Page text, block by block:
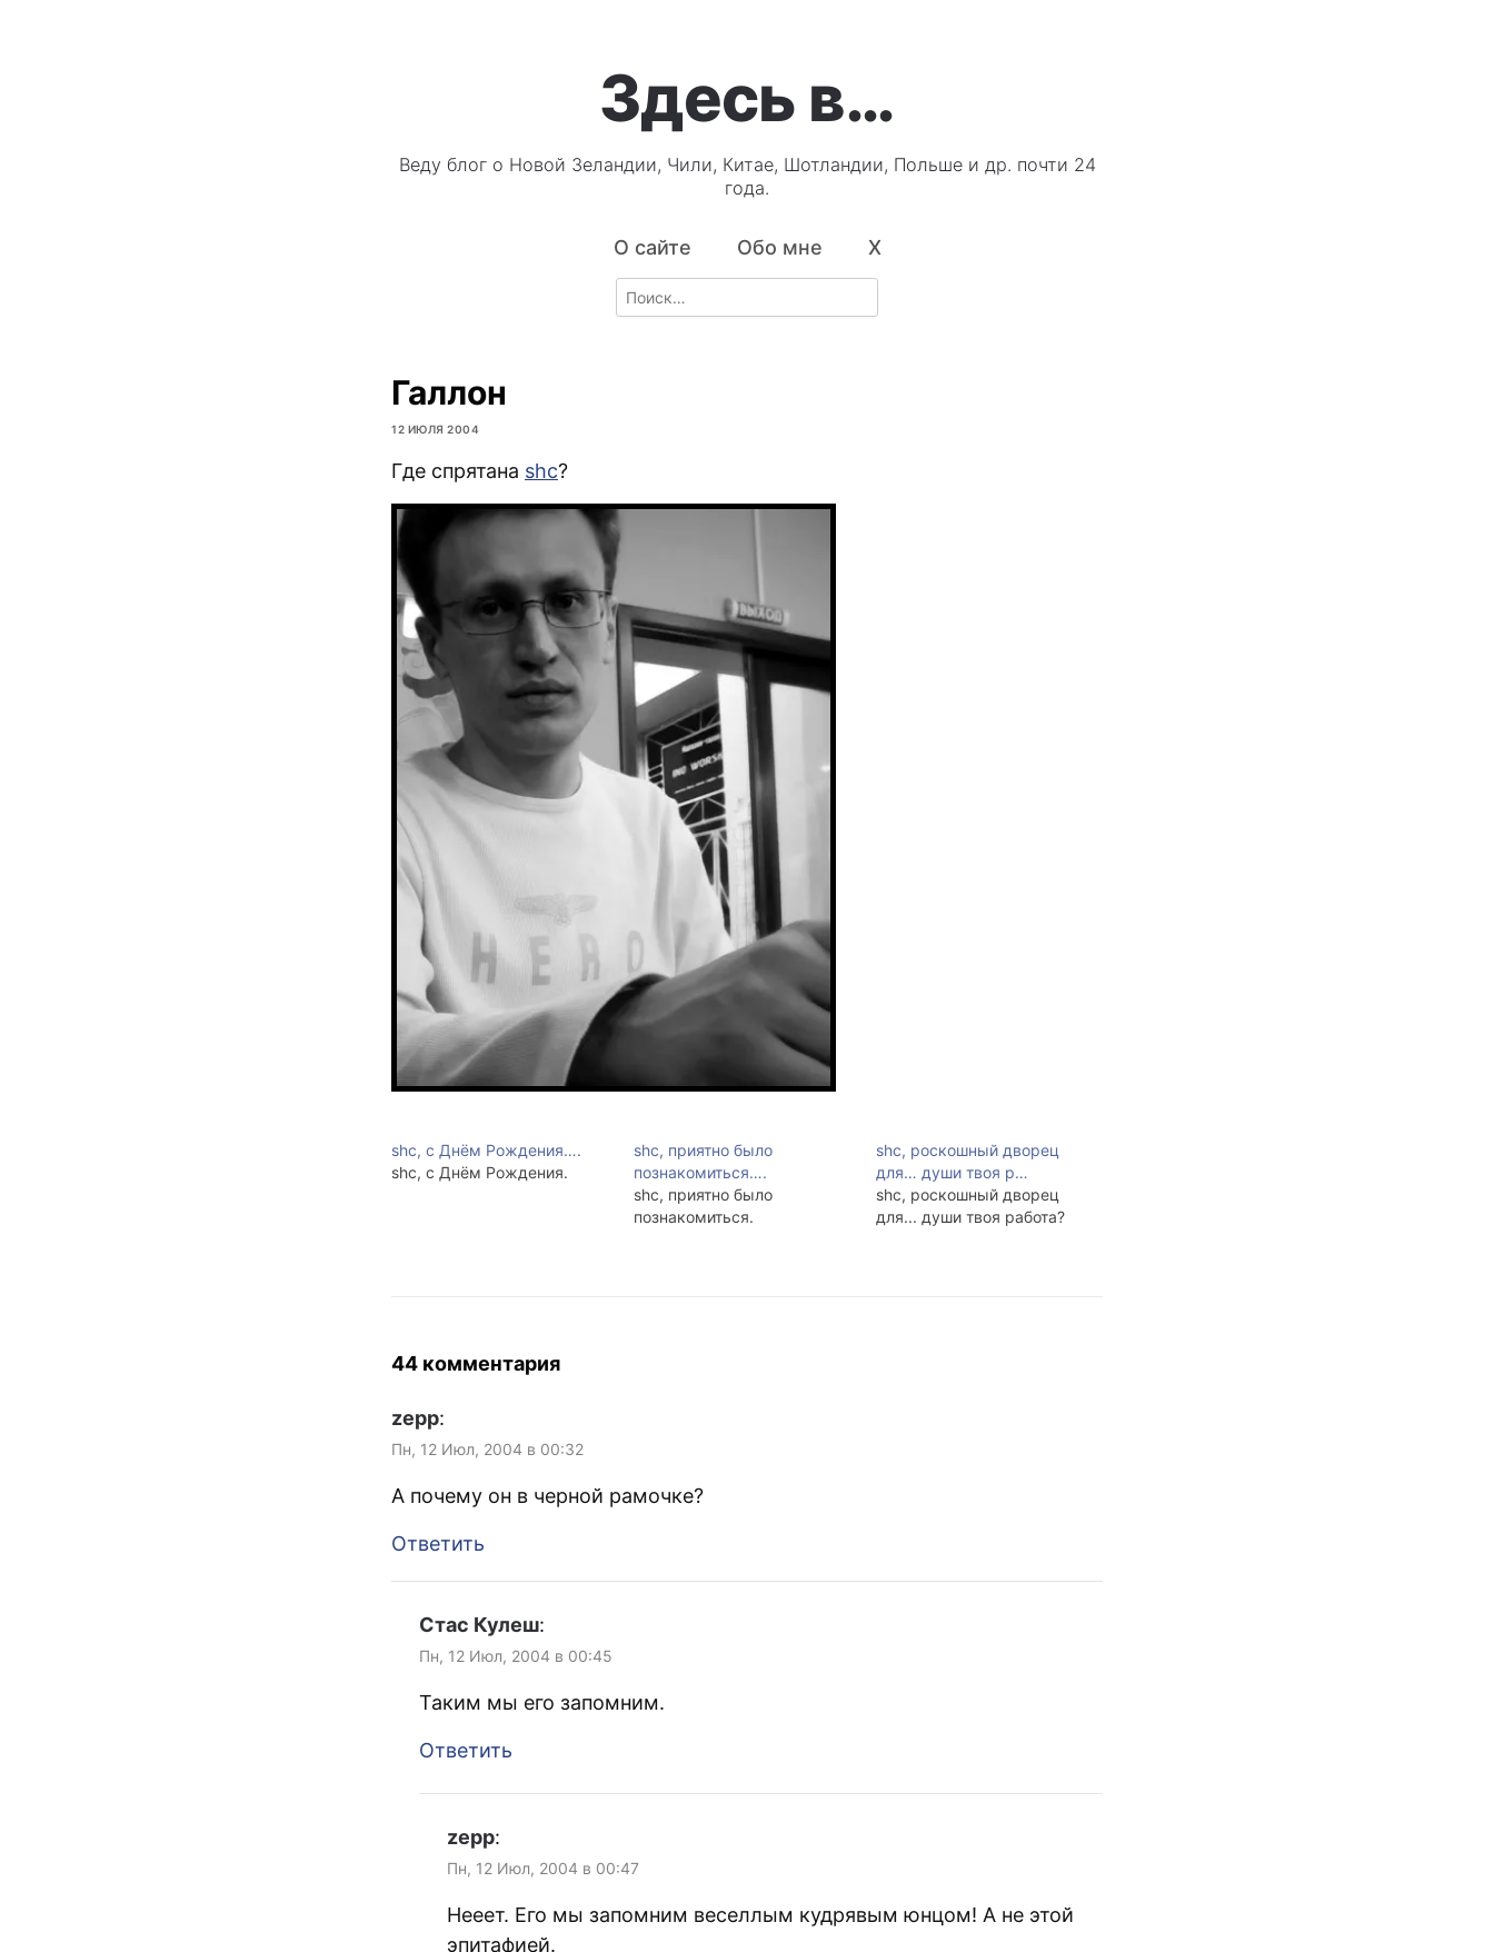
Здесь в…
Веду блог о Новой Зеландии, Чили, Китае, Шотландии, Польше и др. почти 24
года.
О сайте Обо мне X
Search
for:
Галлон
12 ИЮЛЯ 2004
Где спрятана shc?
shc, с Днём Рождения….
shc, с Днём Рождения.
shc, приятно было
познакомиться….
shc, приятно было
познакомиться.
shc, роскошный дворец
для… души твоя р…
shc, роскошный дворец
для... души твоя работа?
44 комментария
zepp:
Пн, 12 Июл, 2004 в 00:32
А почему он в черной рамочке?
Ответить
Стас Кулеш:
Пн, 12 Июл, 2004 в 00:45
Таким мы его запомним.
Ответить
zepp:
Пн, 12 Июл, 2004 в 00:47
Нееет. Его мы запомним веселлым кудрявым юнцом! А не этой
эпитафией.